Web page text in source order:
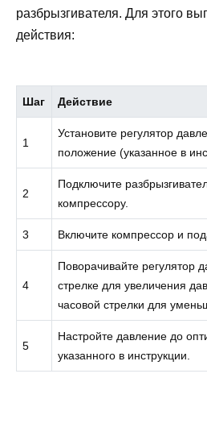
разбрызгивателя. Для этого
действия:
Шаг Действие
1
Установите регулятор
положение (указанное в
2
Подключите
компрессору.
3 Включите компрессор и
4
Поворачивайте регулятор
стрелке для увеличения
часовой стрелки для
5
Настройте давление до
указанного в инструкции.